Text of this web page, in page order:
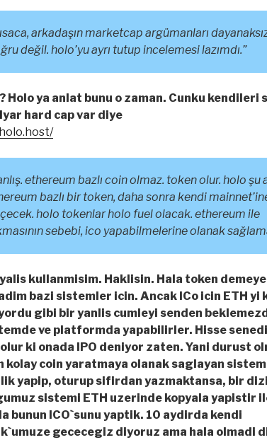
arkadaşın marketcap argümanları
değil. holo’yu ayrı tutup incelemesi lazımdı.”
Holo ya anlat bunu o zaman. Cunku kendileri
hard cap var diye
ethereum bazlı coin olmaz. token olur. holo şu
bazlı bir token, daha sonra kendi
holo tokenlar holo fuel olacak. ethereum ile
sebebi, ico yapabilmelerine olanak
kullanmisim. Haklisin. Hala token demeye
bazi sistemler icin. Ancak ICo icin ETH yi
gibi bir yanlis cumleyi senden
ve platformda yapabilirler. Hisse
olur ki onada IPO deniyor zaten. Yani durust
kolay coin yaratmaya olanak saglayan
yapip, oturup sifirdan yazmaktansa, bir
sistemi ETH uzerinde kopyala yapistir
bunun ICO`sunu yaptik. 10 aydirda kendi
gececegiz diyoruz ama hala olmadi